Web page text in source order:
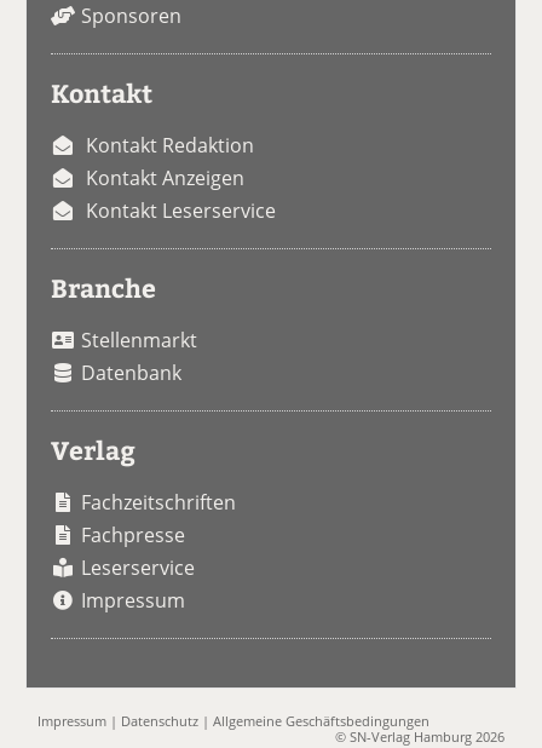
Sponsoren
Kontakt
Kontakt Redaktion
Kontakt Anzeigen
Kontakt Leserservice
Branche
Stellenmarkt
Datenbank
Verlag
Fachzeitschriften
Fachpresse
Leserservice
Impressum
Impressum | Datenschutz |Allgemeine Geschäftsbedingungen
© SN-Verlag Hamburg 2026